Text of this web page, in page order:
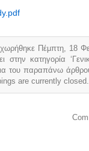
Πέμπτη, 18
στην κατηγορία
του παραπάνω
are currently closed.